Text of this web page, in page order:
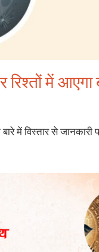
रिश्तों में
में विस्तार से